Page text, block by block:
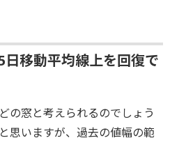
移動平均線上を回復で
の窓と考えられるのでしょう
思いますが、過去の値幅の範